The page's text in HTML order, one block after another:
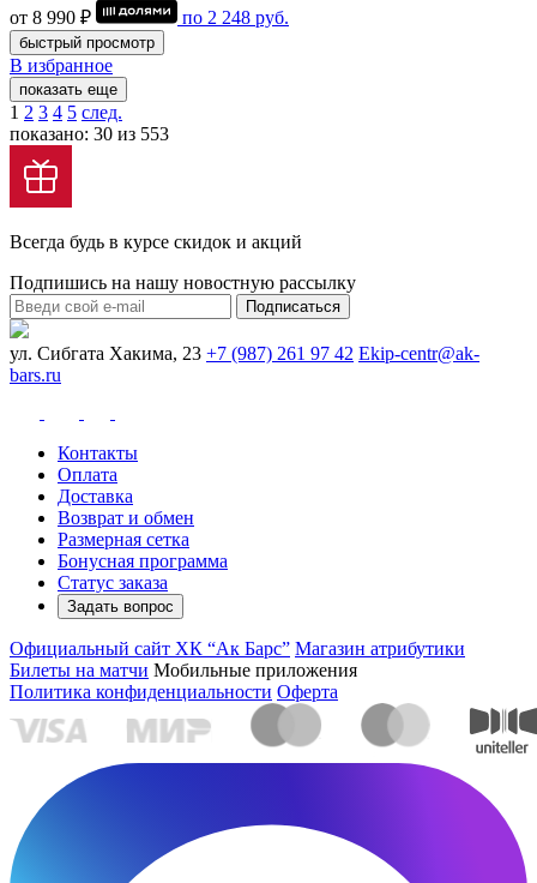
от 8 990 ₽
по 2 248 руб.
быстрый просмотр
В избранное
показать еще
1 2 3 4 5 след.
показано: 30 из 553
Всегда будь в курсе скидок и акций
Подпишись на нашу новостную рассылку
Подписаться
ул. Сибгата Хакима, 23 +7 (987) 261 97 42 Ekip-centr@ak-
bars.ru
Контакты
Оплата
Доставка
Возврат и обмен
Размерная сетка
Бонусная программа
Статус заказа
Задать вопрос
Официальный сайт ХК “Ак Барс” Магазин атрибутики
Билеты на матчи Мобильные приложения
Политика конфиденциальности Оферта